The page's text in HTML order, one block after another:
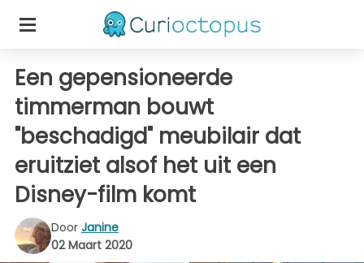
Een gepensioneerde
timmerman bouwt
"beschadigd" meubilair dat
eruitziet alsof het uit een
Disney-film komt
Door Janine
02 Maart 2020